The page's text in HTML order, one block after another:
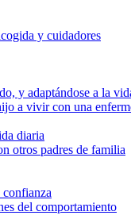
y cuidadores
y adaptándose a la
a vivir con una
diaria
otros padres de familia
confianza
del comportamiento